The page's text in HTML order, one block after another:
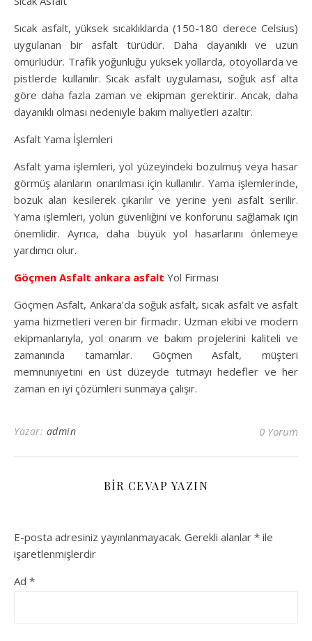
Sıcak asfalt, yüksek sıcaklıklarda (150-180 derece Celsius)
uygulanan bir asfalt türüdür. Daha dayanıklı ve uzun
ömürlüdür. Trafik yoğunluğu yüksek yollarda, otoyollarda ve
pistlerde kullanılır. Sıcak asfalt uygulaması, soğuk asf alta
göre daha fazla zaman ve ekipman gerektirir. Ancak, daha
dayanıklı olması nedeniyle bakım maliyetleri azaltır.
Asfalt Yama İşlemleri
Asfalt yama işlemleri, yol yüzeyindeki bozulmuş veya hasar
görmüş alanların onarılması için kullanılır. Yama işlemlerinde,
bozuk alan kesilerek çıkarılır ve yerine yeni asfalt serilir.
Yama işlemleri, yolun güvenliğini ve konforunu sağlamak için
önemlidir. Ayrıca, daha büyük yol hasarlarını önlemeye
yardımcı olur.
Göçmen Asfalt ankara asfalt Yol Firması
Göçmen Asfalt, Ankara’da soğuk asfalt, sıcak asfalt ve asfalt
yama hizmetleri veren bir firmadır. Uzman ekibi ve modern
ekipmanlarıyla, yol onarım ve bakım projelerini kaliteli ve
zamanında tamamlar. Göçmen Asfalt, müşteri
memnuniyetini en üst düzeyde tutmayı hedefler ve her
zaman en iyi çözümleri sunmaya çalışır.
Yazar: admin 0 Yorum
BIR CEVAP YAZIN
E-posta adresiniz yayınlanmayacak. Gerekli alanlar * ile
işaretlenmişlerdir
Ad *